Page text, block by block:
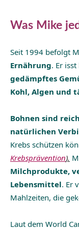
Was Mike
Seit 1994 befolgt
Ernährung. Er
gedämpftes
Kohl, Algen und
Bohnen sind
natürlichen
Krebs schützen
Krebsprävention).
Milchprodukte,
Lebensmittel. Er
Mahlzeiten, die
Laut dem World